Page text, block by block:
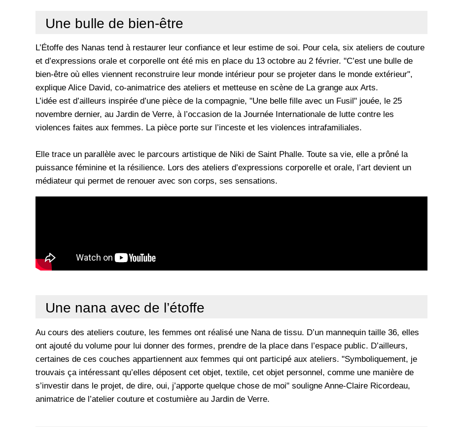
Une bulle de bien-être
L’Étoffe des Nanas tend à restaurer leur confiance et leur estime de soi. Pour cela, six ateliers de couture
et d’expressions orale et corporelle ont été mis en place du 13 octobre au 2 février. "C’est une bulle de
bien-être où elles viennent reconstruire leur monde intérieur pour se projeter dans le monde extérieur",
explique Alice David, co-animatrice des ateliers et metteuse en scène de La grange aux Arts.
L’idée est d’ailleurs inspirée d’une pièce de la compagnie, "Une belle fille avec un Fusil" jouée, le 25
novembre dernier, au Jardin de Verre, à l’occasion de la Journée Internationale de lutte contre les
violences faites aux femmes. La pièce porte sur l’inceste et les violences intrafamiliales.
Elle trace un parallèle avec le parcours artistique de Niki de Saint Phalle. Toute sa vie, elle a prôné la
puissance féminine et la résilience. Lors des ateliers d’expressions corporelle et orale, l’art devient un
médiateur qui permet de renouer avec son corps, ses sensations.
Une nana avec de l’étoffe
Au cours des ateliers couture, les femmes ont réalisé une Nana de tissu. D’un mannequin taille 36, elles
ont ajouté du volume pour lui donner des formes, prendre de la place dans l’espace public. D’ailleurs,
certaines de ces couches appartiennent aux femmes qui ont participé aux ateliers. "Symboliquement, je
trouvais ça intéressant qu’elles déposent cet objet, textile, cet objet personnel, comme une manière de
s’investir dans le projet, de dire, oui, j’apporte quelque chose de moi" souligne Anne-Claire Ricordeau,
animatrice de l’atelier couture et costumière au Jardin de Verre.